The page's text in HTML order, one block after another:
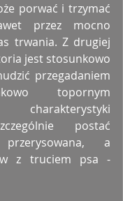
porwać i trzymać
przez mocno
trwania. Z drugiej
jest stosunkowo
przegadaniem
topornym
charakterystyki
postać
a
z truciem psa -